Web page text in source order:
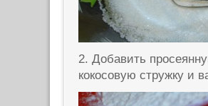
2. Добавить
кокосовую стружку и